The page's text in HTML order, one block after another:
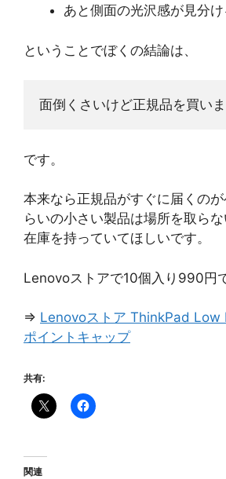
あと側面の光沢感が見分け
ということでぼくの結論は、
面倒くさいけど正規品を買い
です。
本来なら正規品がすぐに届くの
らいの小さい製品は場所を取ら
在庫を持っていてほしいです。
Lenovoストアで10個入り990円
⇒ Lenovoストア ThinkPad Low
ポイントキャップ
共有:
関連